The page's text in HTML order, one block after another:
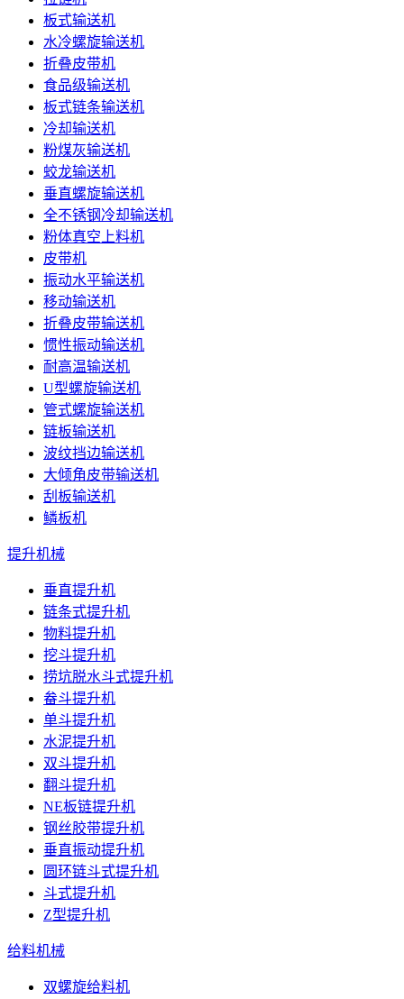
板式输送机
水冷螺旋输送机
折叠皮带机
食品级输送机
板式链条输送机
冷却输送机
粉煤灰输送机
蛟龙输送机
垂直螺旋输送机
全不锈钢冷却输送机
粉体真空上料机
皮带机
振动水平输送机
移动输送机
折叠皮带输送机
惯性振动输送机
耐高温输送机
U型螺旋输送机
管式螺旋输送机
链板输送机
波纹挡边输送机
大倾角皮带输送机
刮板输送机
鳞板机
提升机械
垂直提升机
链条式提升机
物料提升机
挖斗提升机
捞坑脱水斗式提升机
畚斗提升机
单斗提升机
水泥提升机
双斗提升机
翻斗提升机
NE板链提升机
钢丝胶带提升机
垂直振动提升机
圆环链斗式提升机
斗式提升机
Z型提升机
给料机械
双螺旋给料机